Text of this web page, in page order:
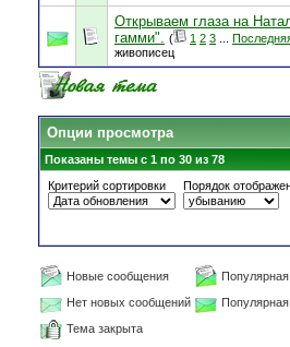
Открываем глаза на
гамми". ( 1 2 3
живописец
Опции просмотра
Показаны темы с 1 по 30 из 78
Критерий сортировки
Порядок
Новые сообщения
Нет новых сообщений
Тема закрыта